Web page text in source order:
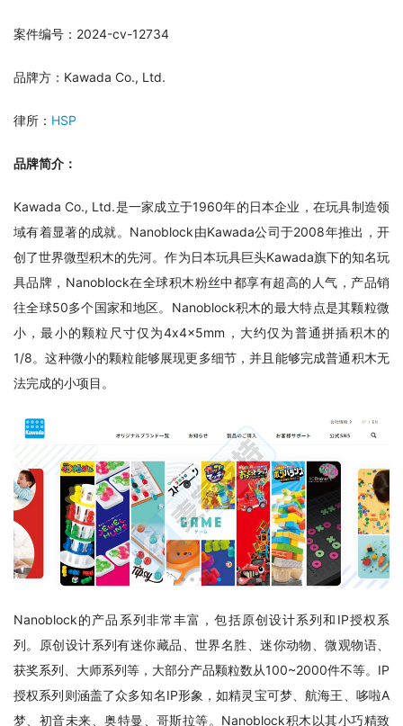
案件编号：2024-cv-12734
品牌方：Kawada Co., Ltd.
律所： HSP
品牌简介：
Kawada Co., Ltd.是一家成立于1960年的日本企业，在玩具制造领
域有着显著的成就。Nanoblock由Kawada公司于2008年推出，开
创了世界微型积木的先河。作为日本玩具巨头Kawada旗下的知名玩
具品牌，Nanoblock在全球积木粉丝中都享有超高的人气，产品销
往全球50多个国家和地区。Nanoblock积木的最大特点是其颗粒微
小，最小的颗粒尺寸仅为4x4x5mm，大约仅为普通拼插积木的
1/8。这种微小的颗粒能够展现更多细节，并且能够完成普通积木无
法完成的小项目。
Nanoblock的产品系列非常丰富，包括原创设计系列和IP授权系
列。原创设计系列有迷你藏品、世界名胜、迷你动物、微观物语、
获奖系列、大师系列等，大部分产品颗粒数从100~2000件不等。IP
授权系列则涵盖了众多知名IP形象，如精灵宝可梦、航海王、哆啦A
梦、初音未来、奥特曼、哥斯拉等。Nanoblock积木以其小巧精致